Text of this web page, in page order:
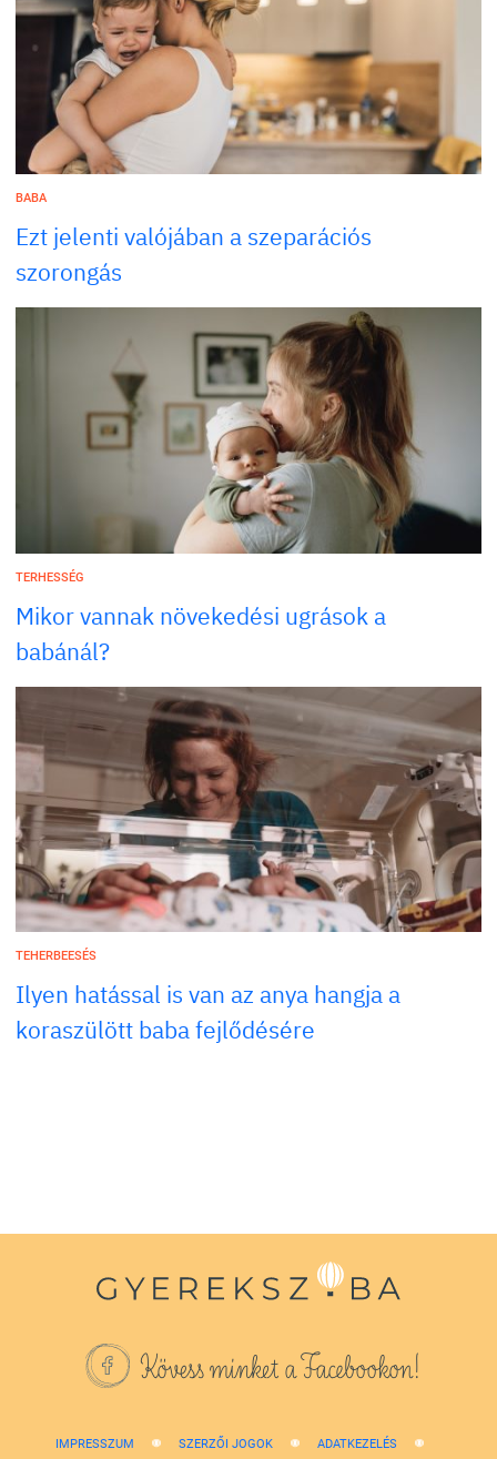
BABA
Ezt jelenti valójában a szeparációs
szorongás
TERHESSÉG
Mikor vannak növekedési ugrások a
babánál?
TEHERBEESÉS
Ilyen hatással is van az anya hangja a
koraszülött baba fejlődésére
Kövess minket a Facebookon!
IMPRESSZUM SZERZŐI JOGOK ADATKEZELÉS